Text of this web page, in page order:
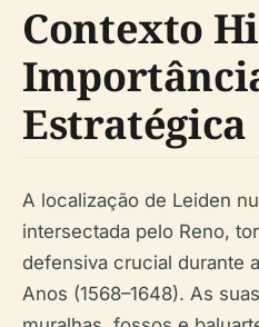
Contexto
Estratégica
A localização de Leiden
intersectada pelo Reno,
defensiva crucial durante
Anos (1568–1648). As